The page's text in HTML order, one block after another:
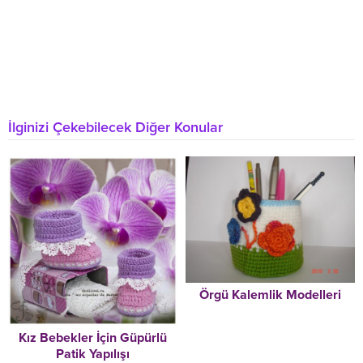
İlginizi Çekebilecek Diğer Konular
Kız Bebekler İçin Güpürlü
Patik Yapılışı
Örgü Kalemlik Modelleri